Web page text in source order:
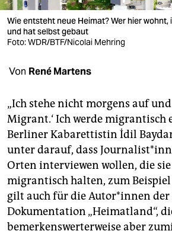
verlag
verlag
shop
fragen & hilfe
unterstützen
abo
genossenschaft
epaper login
Wie entsteht neue Heimat? Wer hier
und hat selbst gebaut
Foto: WDR/BTF/Nicolai Mehring
Von René Martens
„Ich stehe nicht morgens auf und
Migrant.‘ Ich werde migrantisch
Berliner Kabarettistin İdil
unter darauf, dass
Orten interviewen wollen, die
migrantisch halten, zum
gilt auch für die Autor*innen der
Dokumentation „Heimatland“,
bemerkenswerterweise aber